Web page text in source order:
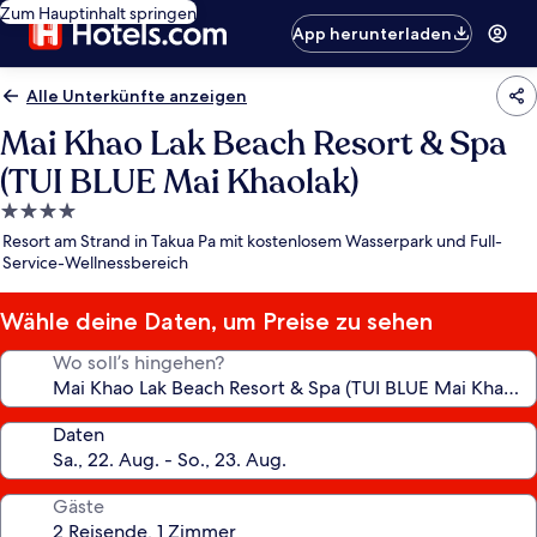
Zum Hauptinhalt springen
App herunterladen
Alle Unterkünfte anzeigen
Mai Khao Lak Beach Resort & Spa
(TUI BLUE Mai Khaolak)
4.0-
Sterne-
Unterkunft
Resort am Strand in Takua Pa mit kostenlosem Wasserpark und Full-
Service-Wellnessbereich
Wähle deine Daten, um Preise zu sehen
Wo soll’s hingehen?
Daten
Gäste